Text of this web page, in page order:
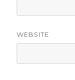
WEBSITE